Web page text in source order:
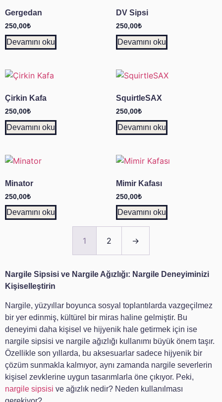
Gergedan
250,00₺
Devamını oku
DV Sipsi
250,00₺
Devamını oku
Çirkin Kafa
250,00₺
Devamını oku
SquirtleSAX
250,00₺
Devamını oku
Minator
250,00₺
Devamını oku
Mimir Kafası
250,00₺
Devamını oku
1 2 →
Nargile Sipsisi ve Nargile Ağızlığı: Nargile Deneyiminizi
Kişiselleştirin
Nargile, yüzyıllar boyunca sosyal toplantılarda vazgeçilmez
bir yer edinmiş, kültürel bir miras haline gelmiştir. Bu
deneyimi daha kişisel ve hijyenik hale getirmek için ise
nargile sipsisi ve nargile ağızlığı kullanımı büyük önem taşır.
Özellikle son yıllarda, bu aksesuarlar sadece hijyenik bir
çözüm sunmakla kalmıyor, aynı zamanda nargile severlerin
kişisel zevklerine uygun tasarımlarla öne çıkıyor. Peki,
nargile sipsisi ve ağızlık nedir? Neden kullanılması